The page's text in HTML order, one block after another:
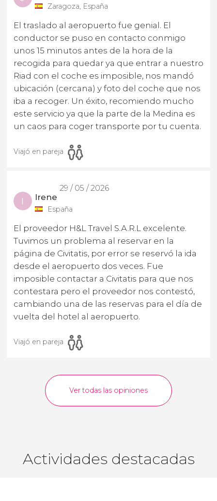
Zaragoza, España
El traslado al aeropuerto fue genial. El
conductor se puso en contacto conmigo
unos 15 minutos antes de la hora de la
recogida para quedar ya que entrar a nuestro
Riad con el coche es imposible, nos mandó
ubicación (cercana) y foto del coche que nos
iba a recoger. Un éxito, recomiendo mucho
este servicio ya que la parte de la Medina es
un caos para coger transporte por tu cuenta.
Viajó en pareja
29 / 05 / 2026
I Irene
España
El proveedor H&L Travel S.A.R.L excelente.
Tuvimos un problema al reservar en la
página de Civitatis, por error se reservó la ida
desde el aeropuerto dos veces. Fue
imposible contactar a Civitatis para que nos
contestara pero el proveedor nos contestó,
cambiando una de las reservas para el día de
vuelta del hotel al aeropuerto.
Viajó en pareja
Ver todas las opiniones
Actividades destacadas